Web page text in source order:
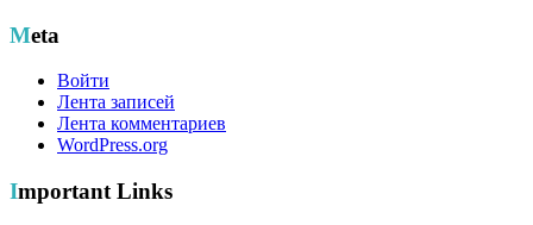
Meta
Войти
Лента записей
Лента комментариев
WordPress.org
Important Links